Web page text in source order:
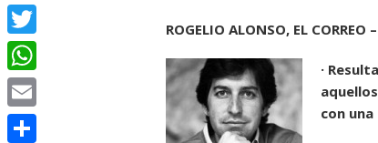
ROGELIO ALONSO, EL
·
con
Facebook
Twitter
WhatsApp
Email